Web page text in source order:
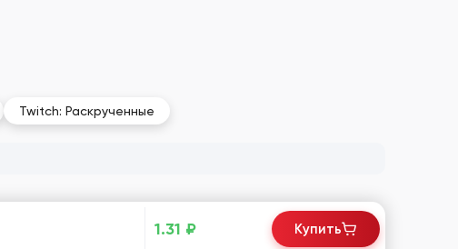
Twitch: Раскрученные
1.31 ₽ Купить